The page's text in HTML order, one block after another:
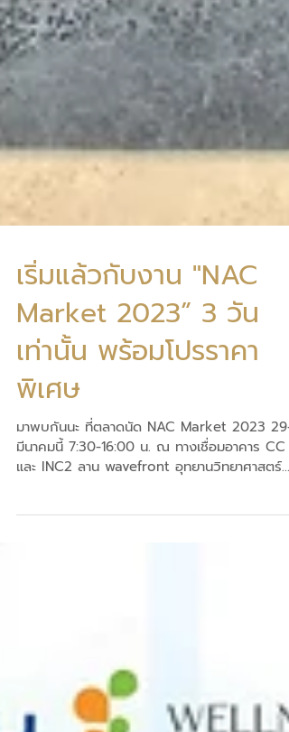
เริ่มแล้วกับงาน "NAC
Market 2023” 3 วัน
เท่านั้น พร้อมโปรราคา
พิเศษ
มาพบกันนะ ที่ตลาดนัด NAC Market 2023 29-
และ INC2 ลาน wavefront อุทยานวิทยาศาสตร์